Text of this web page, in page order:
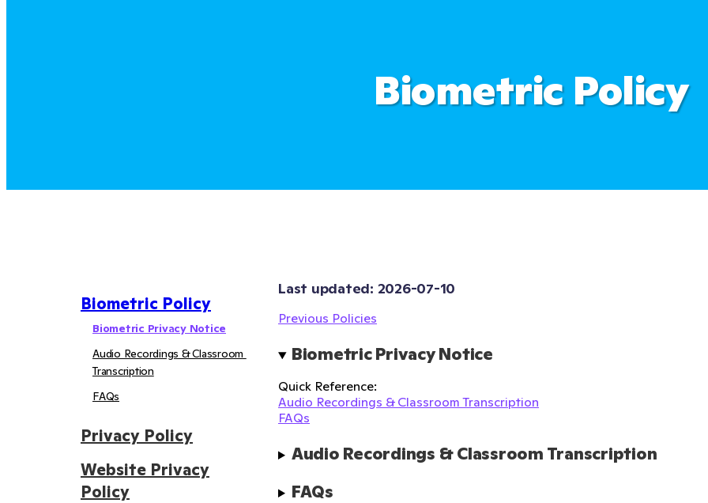
Biometric Policy
Privacy Policy
Website Privacy
Policy
Biometric Policy
Biometric Privacy Notice
Audio Recordings & Classroom
Transcription
FAQs
Last updated: 2026-07-10
Previous Policies
Biometric Privacy Notice
Quick Reference:
Audio Recordings & Classroom Transcription
FAQs
Audio Recordings & Classroom Transcription
FAQs